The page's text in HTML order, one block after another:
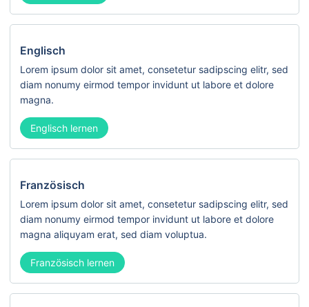
Englisch
Lorem ipsum dolor sit amet, consetetur sadipscing elitr, sed
diam nonumy eirmod tempor invidunt ut labore et dolore
magna.
Englisch lernen
Französisch
Lorem ipsum dolor sit amet, consetetur sadipscing elitr, sed
diam nonumy eirmod tempor invidunt ut labore et dolore
magna aliquyam erat, sed diam voluptua.
Französisch lernen